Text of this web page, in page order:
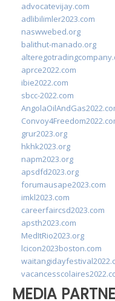
advocatevijay.com
adlibilimler2023.com
naswwebed.org
balithut-manado.org
aprce2022.com
ibie2022.com
sbcc-2022.com
grur2023.org
hkhk2023.org
napm2023.org
apsdfd2023.org
forumausape2023.com
imkl2023.com
careerfaircsd2023.com
apsth2023.com
MedItRio2023.org
lcicon2023boston.com
MEDIA